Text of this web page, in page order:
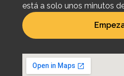
está a solo unos minutos